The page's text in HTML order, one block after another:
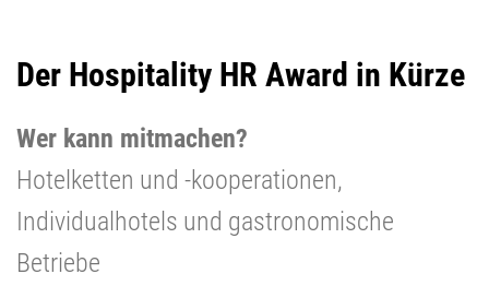
Der Hospitality HR Award in Kürze
Wer kann mitmachen?
Hotelketten und -kooperationen,
Individualhotels und gastronomische
Betriebe